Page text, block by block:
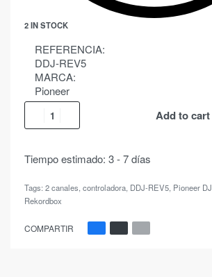
2 IN STOCK
REFERENCIA:
DDJ-REV5
MARCA:
Pioneer
Add to cart
Tiempo estimado: 3 - 7 días
Tags: 2 canales, controladora, DDJ-REV5, Pioneer DJ
Rekordbox
COMPARTIR